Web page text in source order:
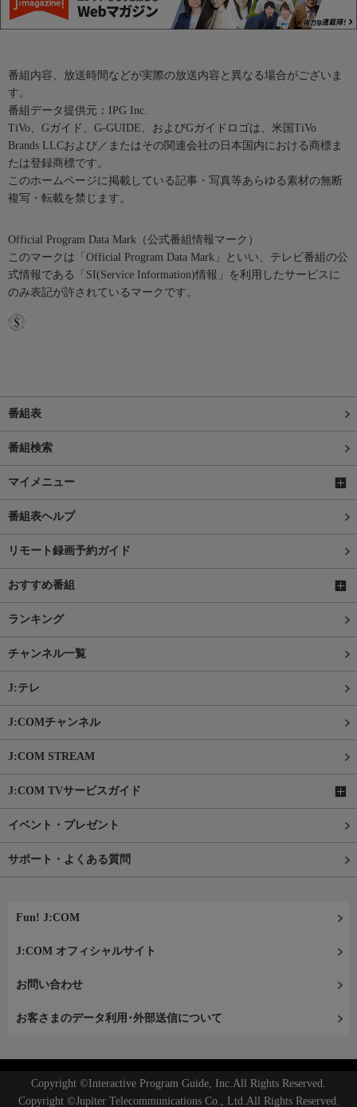
番組内容、放送時間などが実際の放送内容と異なる場合がございま
す。
番組データ提供元：IPG Inc.
TiVo、Gガイド、G-GUIDE、およびGガイドロゴは、米国TiVo
Brands LLCおよび／またはその関連会社の日本国内における商標ま
たは登録商標です。
このホームページに掲載している記事・写真等あらゆる素材の無断
複写・転載を禁じます。
Official Program Data Mark（公式番組情報マーク）
このマークは「Official Program Data Mark」といい、テレビ番組の公
式情報である「SI(Service Information)情報」を利用したサービスに
のみ表記が許されているマークです。
番組表
番組検索
マイメニュー
番組表ヘルプ
リモート録画予約ガイド
おすすめ番組
ランキング
チャンネル一覧
J:テレ
J:COMチャンネル
J:COM STREAM
J:COM TVサービスガイド
イベント・プレゼント
サポート・よくある質問
Fun! J:COM
J:COM オフィシャルサイト
お問い合わせ
お客さまのデータ利用･外部送信について
Copyright ©Interactive Program Guide, Inc.All Rights Reserved.
Copyright ©Jupiter Telecommunications Co., Ltd.All Rights Reserved.